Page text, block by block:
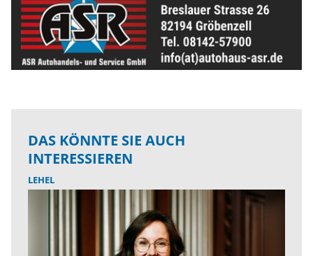
DAS KÖNNTE SIE AUCH
INTERESSIEREN
LEHEL